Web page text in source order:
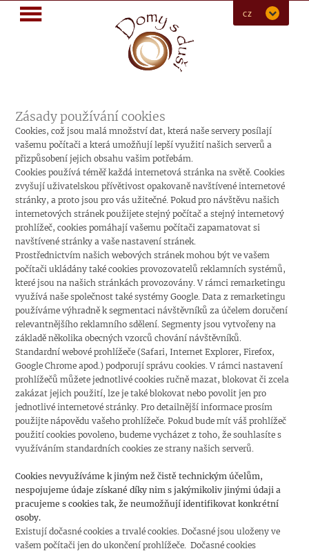
CZ
Zásady používání cookies
Cookies, což jsou malá množství dat, která naše servery posílají
vašemu počítači a která umožňují lepší využití našich serverů a
přizpůsobení jejich obsahu vašim potřebám.
Cookies používá téměř každá internetová stránka na světě. Cookies
zvyšují uživatelskou přívětivost opakovaně navštívené internetové
stránky, a proto jsou pro vás užitečné. Pokud pro návštěvu našich
internetových stránek použijete stejný počítač a stejný internetový
prohlížeč, cookies pomáhají vašemu počítači zapamatovat si
navštívené stránky a vaše nastavení stránek.
Prostřednictvím našich webových stránek mohou být ve vašem
počítači ukládány také cookies provozovatelů reklamních systémů,
které jsou na našich stránkách provozovány. V rámci remarketingu
využívá naše společnost také systémy Google. Data z remarketingu
používáme výhradně k segmentaci návštěvníků za účelem doručení
relevantnějšího reklamního sdělení. Segmenty jsou vytvořeny na
základě několika obecných vzorců chování návštěvníků.
Standardní webové prohlížeče (Safari, Internet Explorer, Firefox,
Google Chrome apod.) podporují správu cookies. V rámci nastavení
prohlížečů můžete jednotlivé cookies ručně mazat, blokovat či zcela
zakázat jejich použití, lze je také blokovat nebo povolit jen pro
jednotlivé internetové stránky. Pro detailnější informace prosím
použijte nápovědu vašeho prohlížeče. Pokud bude mít váš prohlížeč
použití cookies povoleno, budeme vycházet z toho, že souhlasíte s
využíváním standardních cookies ze strany našich serverů.
Cookies nevyužíváme k jiným než čistě technickým účelům,
nespojujeme údaje získané díky nim s jakýmikoliv jinými údaji a
pracujeme s cookies tak, že neumožňují identifikovat konkrétní
osoby.
Existují dočasné cookies a trvalé cookies. Dočasné jsou uloženy ve
vašem počítači jen do ukončení prohlížeče. Dočasné cookies